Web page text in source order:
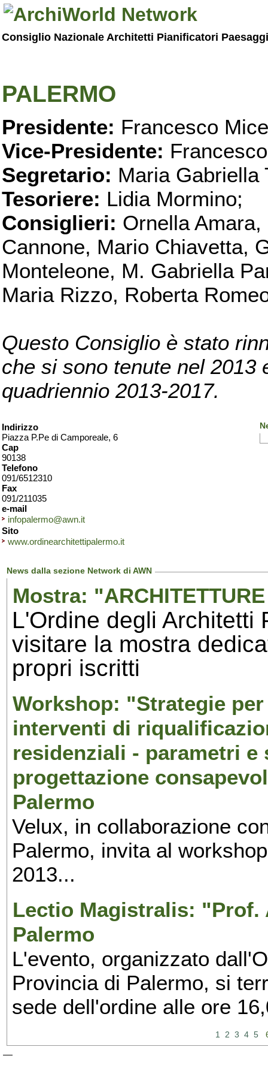
Consiglio Nazionale Architetti Pianificatori
PALERMO
Presidente: Francesco
Vice-Presidente:
Segretario: Maria Gabriella
Tesoriere: Lidia Mormino;
Consiglieri: Ornella
Cannone, Mario Chiavetta,
Monteleone, M. Gabriella
Maria Rizzo, Roberta
Questo Consiglio è stato
che si sono tenute nel 2013
quadriennio 2013-2017.
Indirizzo
Piazza P.Pe di Camporeale, 6
Cap
90138
Telefono
091/6512310
Fax
091/211035
e-mail
infopalermo@awn.it
Sito
www.ordinearchitettipalermo.it
News dalla sezione Network di AWN
Mostra:
L'Ordine degli Architetti
visitare la mostra
propri iscritti
Workshop: "Strategie
interventi di
residenziali - parametri
progettazione
Palermo
Velux, in collaborazione
Palermo, invita al
2013...
Lectio Magistralis: "Prof.
Palermo
L'evento, organizzato
Provincia di Palermo, si
sede dell'ordine alle ore
1 2 3 4 5